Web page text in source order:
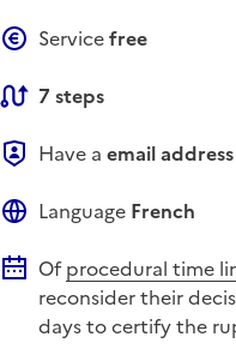
Servicefree
7 steps
Have a email address
Language French
Ofprocedural time
reconsider their
daysto certify the